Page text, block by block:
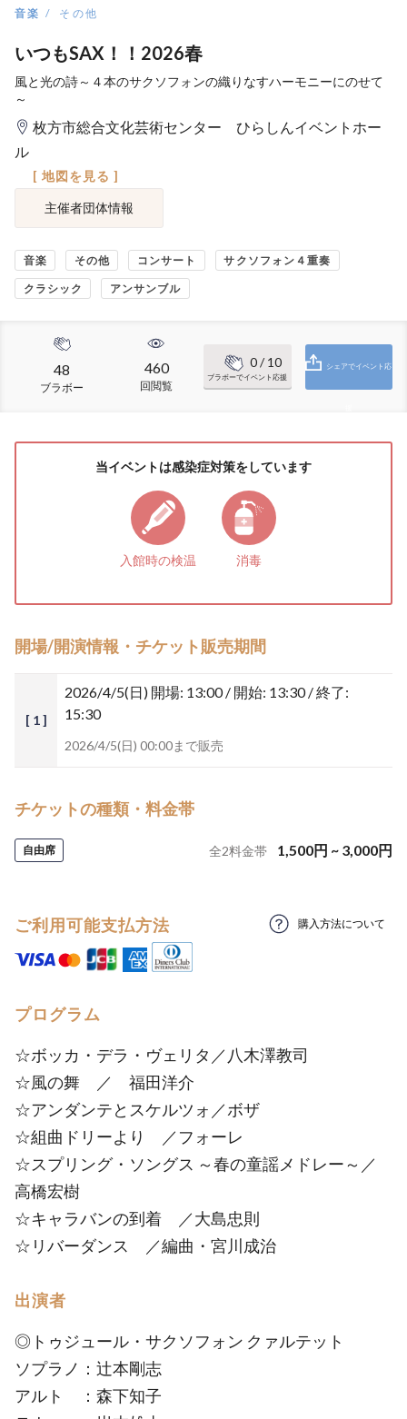
音楽 その他
いつもSAX！！2026春
風と光の詩～４本のサクソフォンの織りなすハーモニーにのせて
～
枚方市総合文化芸術センター ひらしんイベントホー
ル
[ 地図を見る ]
主催者団体情報
音楽 その他 コンサート サクソフォン４重奏
クラシック アンサンブル
48
ブラボー
460
回閲覧
0/ 10
ブラボーでイベント応援
シェアでイベント応
当イベントは感染症対策をしています
入館時の検温 消毒
開場/開演情報・チケット販売期間
[ 1 ]
2026/4/5(日) 開場: 13:00 / 開始: 13:30 / 終了:
15:30
2026/4/5(日) 00:00まで販売
チケットの種類・料金帯
自由席 全2料金帯 1,500円 ~ 3,000円
ご利用可能支払方法 購入方法について
プログラム
☆ボッカ・デラ・ヴェリタ／八木澤教司
☆風の舞 ／ 福田洋介
☆アンダンテとスケルツォ／ボザ
☆組曲ドリーより ／フォーレ
☆スプリング・ソングス ～春の童謡メドレー～／
高橋宏樹
☆キャラバンの到着 ／大島忠則
☆リバーダンス ／編曲・宮川成治
出演者
◎トゥジュール・サクソフォン クァルテット
ソプラノ：辻本剛志
アルト ：森下知子